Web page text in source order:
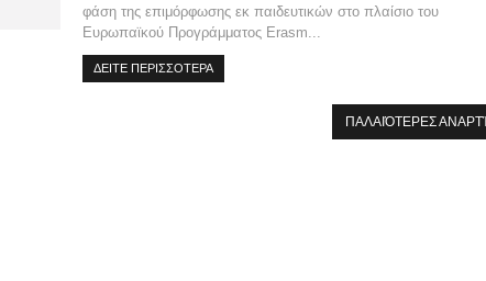
φάση της επιμόρφωσης εκ παιδευτικών στο πλαίσιο του
Ευρωπαϊκού Προγράμματος Erasm...
ΔΕΙΤΕ ΠΕΡΙΣΣΟΤΕΡΑ
ΠΑΛΑΙΌΤΕΡΕΣ